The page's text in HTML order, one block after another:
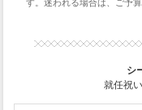
す。迷われる場合は、ご予
シ
就任祝